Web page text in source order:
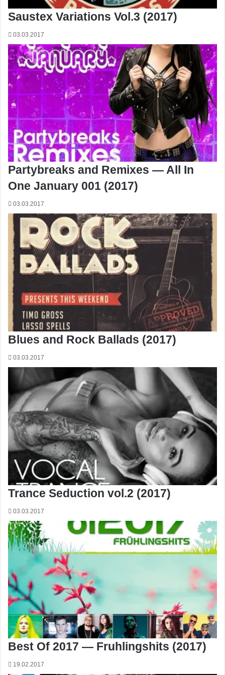
Saustex Variations Vol.3 (2017)
03.03.2017
Partybreaks and Remixes — All In
One January 001 (2017)
03.03.2017
Blues and Rock Ballads (2017)
03.03.2017
Trance Seduction vol.2 (2017)
03.03.2017
Best Of 2017 — Fruhlingshits (2017)
19.02.2017